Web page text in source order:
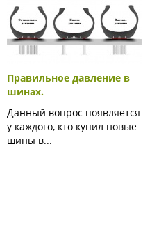
Правильное давление в
шинах.
Данный вопрос появляется
у каждого, кто купил новые
шины в...